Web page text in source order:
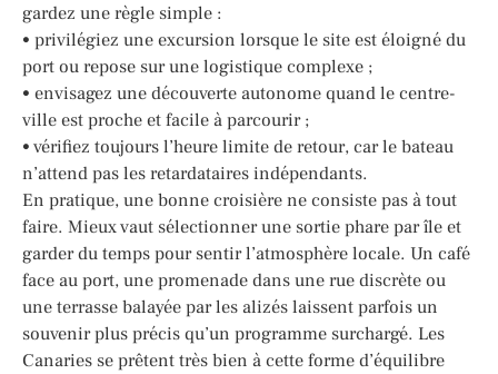
gardez une règle simple :
• privilégiez une excursion lorsque le site est éloigné du
port ou repose sur une logistique complexe ;
• envisagez une découverte autonome quand le centre-
ville est proche et facile à parcourir ;
• vérifiez toujours l’heure limite de retour, car le bateau
n’attend pas les retardataires indépendants.
En pratique, une bonne croisière ne consiste pas à tout
faire. Mieux vaut sélectionner une sortie phare par île et
garder du temps pour sentir l’atmosphère locale. Un café
face au port, une promenade dans une rue discrète ou
une terrasse balayée par les alizés laissent parfois un
souvenir plus précis qu’un programme surchargé. Les
Canaries se prêtent très bien à cette forme d’équilibre